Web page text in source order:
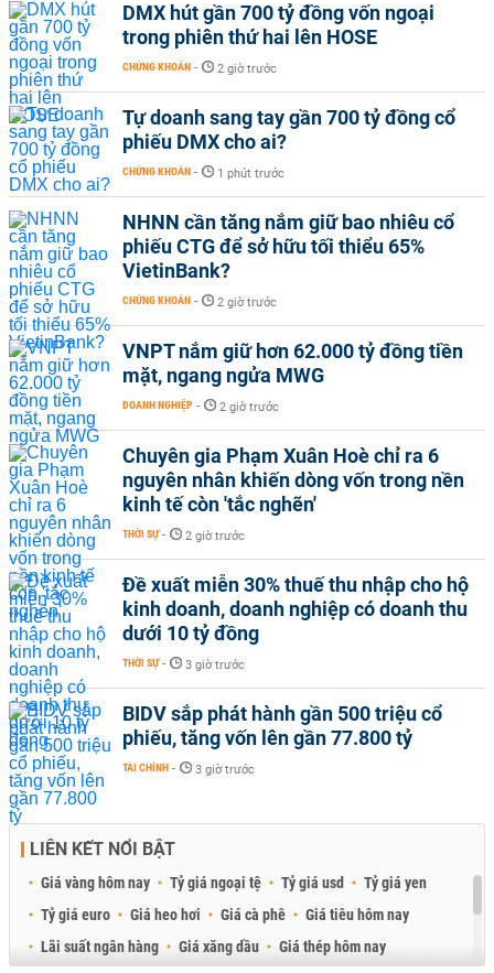
DMX hút gần 700 tỷ đồng vốn ngoại
trong phiên thứ hai lên HOSE
CHỨNG KHOÁN - 2 giờ trước
Tự doanh sang tay gần 700 tỷ đồng cổ
phiếu DMX cho ai?
CHỨNG KHOÁN - 1 phút trước
NHNN cần tăng nắm giữ bao nhiêu cổ
phiếu CTG để sở hữu tối thiểu 65%
VietinBank?
CHỨNG KHOÁN - 2 giờ trước
VNPT nắm giữ hơn 62.000 tỷ đồng tiền
mặt, ngang ngửa MWG
DOANH NGHIỆP - 2 giờ trước
Chuyên gia Phạm Xuân Hoè chỉ ra 6
nguyên nhân khiến dòng vốn trong nền
kinh tế còn 'tắc nghẽn'
THỜI SỰ - 2 giờ trước
Đề xuất miễn 30% thuế thu nhập cho hộ
kinh doanh, doanh nghiệp có doanh thu
dưới 10 tỷ đồng
THỜI SỰ - 3 giờ trước
BIDV sắp phát hành gần 500 triệu cổ
phiếu, tăng vốn lên gần 77.800 tỷ
TÀI CHÍNH - 3 giờ trước
LIÊN KẾT NỔI BẬT
Giá vàng hôm nay Tỷ giá ngoại tệ Tỷ giá usd
Tỷ giá yen
Tỷ giá euro
Giá heo hơi Giá cà phê
Giá tiêu hôm nay
Lãi suất ngân hàng
Giá xăng dầu
Giá thép hôm nay